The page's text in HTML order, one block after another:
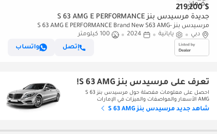
$ 219,200
جديدة مرسيدس بنز S 63 AMG E PERFORMANCE
مرسيدس بنز S 63 AMG E PERFORMANCE Brand New S63 AMG-
Eperformance -3 YEARS WARRANTY 100,000KM
دبي يابانية 2024
100 كيلومتر
إتصل
واتساب
تعرف على مرسيدس بنز S 63 AMG!
احصل على معلومات مفصلة حول مرسيدس بنز S 63
AMG الأسعار والمواصفات والميزات في الإمارات
شاهد جديد مرسيدس بنز S 63 AMG